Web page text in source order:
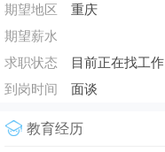
期望地区
重庆
期望薪水
求职状态
目前正在找工作
到岗时间
面谈
教育经历